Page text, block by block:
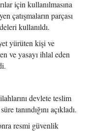
için kullanılmasına
çatışmaların parçası
kullanıldı.
yürüten kişi ve
ve yasayı ihlal eden
devlete teslim
tanındığını açıkladı.
resmi güvenlik